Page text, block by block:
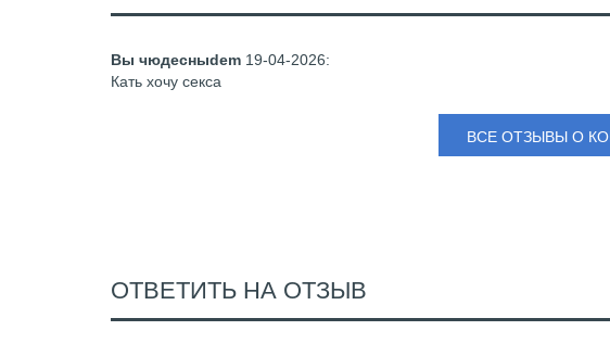
Вы чюдесныdem 19-04-2026:
Кать хочу секса
ВСЕ ОТЗЫВЫ О
ОТВЕТИТЬ НА ОТЗЫВ